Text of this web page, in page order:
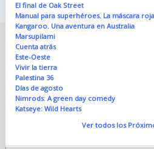
El final de Oak Street
Manual para superhéroes. La máscara roja
Kangaroo. Una aventura en Australia
Marsupilami
Cuenta atrás
Este-Oeste
Vivir la tierra
Palestina 36
Días de agosto
Nimrods: A green day comedy
Katseye: Wild Hearts
Ver todos los